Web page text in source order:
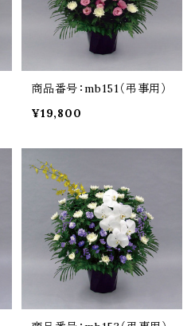
商品番号：mb151（弔事用）
¥19,800